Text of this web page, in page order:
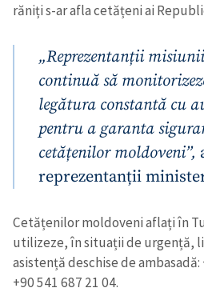
răniți s-ar afla cetățeni ai
„Reprezentanții
continuă să
legătura constantă cu
pentru a garanta
cetățenilor moldoveni”,
reprezentanții
Cetățenilor moldoveni aflați în
utilizeze, în situații de urgență,
asistență deschise de ambasadă:
+90 541 687 21 04.